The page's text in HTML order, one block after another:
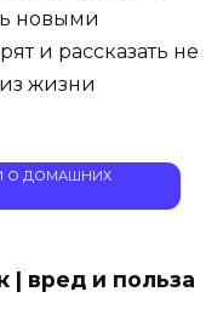
новыми
и рассказать не
жизни
О ДОМАШНИХ
| вред и польза